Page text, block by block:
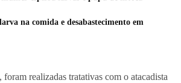
na comida e desabastecimento em
realizadas tratativas com o atacadista